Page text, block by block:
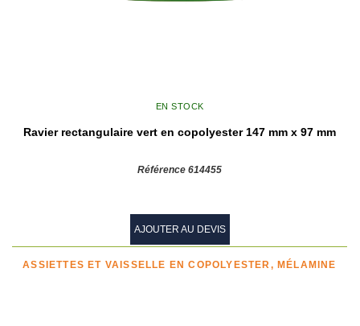
EN STOCK
Ravier rectangulaire vert en copolyester 147 mm x 97 mm
Référence 614455
AJOUTER AU DEVIS
ASSIETTES ET VAISSELLE EN COPOLYESTER, MÉLAMINE